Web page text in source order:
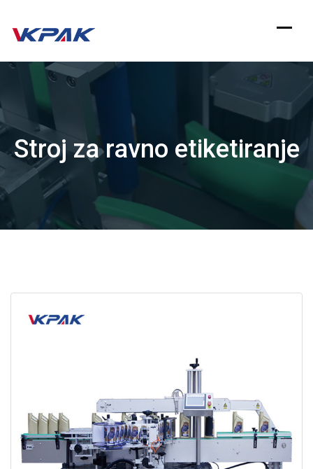
Preskoči
Stroj za ravno etiketiranje